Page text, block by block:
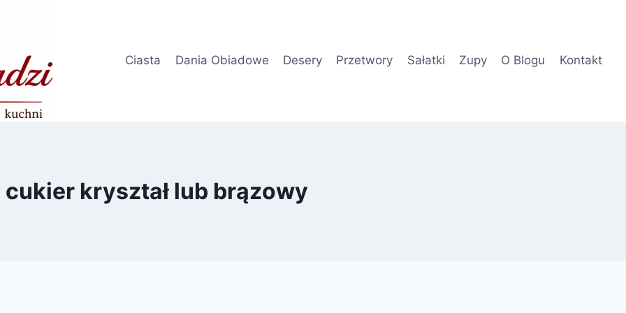
Ciasta
Dania Obiadowe Desery Przetwory Sałatki Zupy O Blogu Kontakt
cukier kryształ lub brązowy